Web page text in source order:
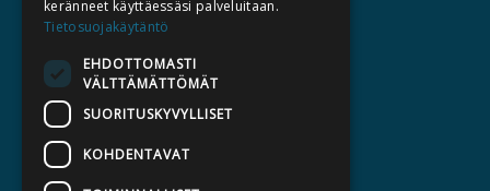
AJANKOHTAISTA
HALUATKO KIRJAILIJAKSI
LASKUTUSOSOITTEET
keränneet käyttäessäsi palveluitaan.
Tietosuojakäytäntö
EHDOTTOMASTI
VÄLTTÄMÄTTÖMÄT
SUORITUSKYVYLLISET
KOHDENTAVAT